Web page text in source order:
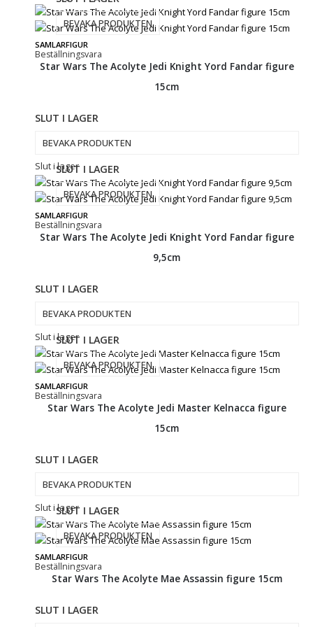
SAMLARFIGUR
Beställningsvara
BEVAKA PRODUKTEN
Star Wars The Acolyte Jedi Knight Yord Fandar figure
15cm
SLUT I LAGER
BEVAKA PRODUKTEN
Slut i lager
SAMLARFIGUR
Beställningsvara
SLUT I LAGER
BEVAKA PRODUKTEN
Star Wars The Acolyte Jedi Knight Yord Fandar figure
9,5cm
SLUT I LAGER
BEVAKA PRODUKTEN
Slut i lager
SAMLARFIGUR
Beställningsvara
SLUT I LAGER
BEVAKA PRODUKTEN
Star Wars The Acolyte Jedi Master Kelnacca figure
15cm
SLUT I LAGER
BEVAKA PRODUKTEN
Slut i lager
SAMLARFIGUR
Beställningsvara
SLUT I LAGER
BEVAKA PRODUKTEN
Star Wars The Acolyte Mae Assassin figure 15cm
SLUT I LAGER